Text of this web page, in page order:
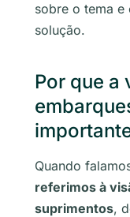
sobre o tema e
solução.
Por que a
Quando
referimos à
suprimentos,